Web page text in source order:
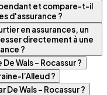
et compare-t-il
d'assurance ?
en assurances, un
directement à une
?
Wals – Rocassur ?
l’Alleud ?
Wals – Rocassur ?